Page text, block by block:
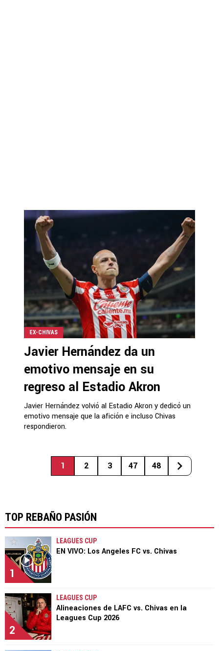
EX-CHIVAS
Javier Hernández da un
emotivo mensaje en su
regreso al Estadio Akron
Javier Hernández volvió al Estadio Akron y dedicó un
emotivo mensaje que la afición e incluso Chivas
respondieron.
1 2 3 47 48
TOP REBAÑO PASIÓN
1
LEAGUES CUP
EN VIVO: Los Angeles FC vs. Chivas
2
LEAGUES CUP
Alineaciones de LAFC vs. Chivas en la
Leagues Cup 2026